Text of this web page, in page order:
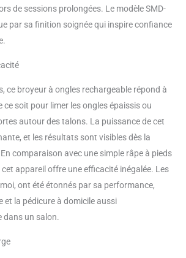
souhaitez, sans les tracas de
câble gênant. En outre, cette
lime à ongles prend également
pour personnes âgées】 Ce
moulin à ongles est un must
have pour les hommes, les
femmes et les personnes âgées
qui ont des ongles épais des
doigts et des orteils. Il peut
affiner et façonner les ongles
épais avec son moteur puissant
amélioré et ses forets à ongles
de qualité. 【 5 vitesses et
double rotation 】 La fonction
de sessions prolongées. Le modèle SMD-
par sa finition soignée qui inspire confiance
ce broyeur à ongles rechargeable répond à
ce soit pour limer les ongles épaissis ou
autour des talons. La puissance de cet
et les résultats sont visibles dès la
comparaison avec une simple râpe à pieds
cet appareil offre une efficacité inégalée. Les
ont été étonnés par sa performance,
et la pédicure à domicile aussi
dans un salon.